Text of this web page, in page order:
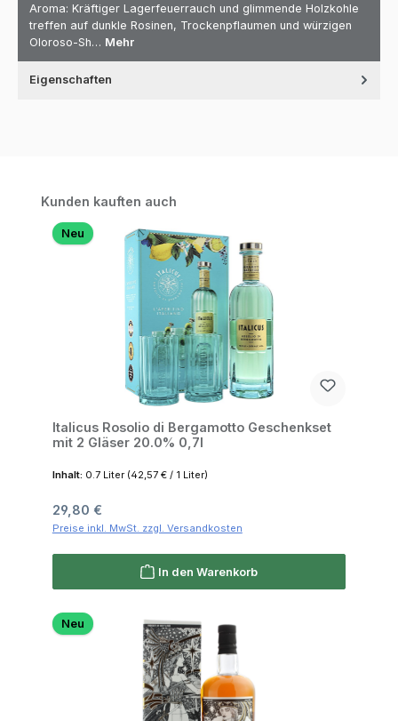
Aroma: Kräftiger Lagerfeuerrauch und glimmende Holzkohle
treffen auf dunkle Rosinen, Trockenpflaumen und würzigen
Oloroso-Sh… Mehr
Eigenschaften
Produktgalerie überspringen
Kunden kauften auch
Neu
Italicus Rosolio di Bergamotto Geschenkset
mit 2 Gläser 20.0% 0,7l
Inhalt: 0.7 Liter (42,57 € / 1 Liter)
Regulärer Preis:
29,80 €
Preise inkl. MwSt. zzgl. Versandkosten
In den Warenkorb
Neu